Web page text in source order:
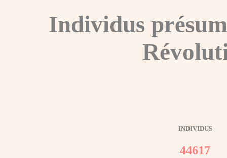
Individus
INDIVIDUS
44617